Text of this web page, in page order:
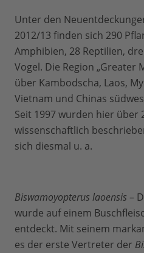
Unter den
2012/13 finden sich 290
Amphibien, 28 Reptilien,
Vogel. Die Region „Greater
über Kambodscha, Laos,
Vietnam und Chinas
Seit 1997 wurden hier über
wissenschaftlich
sich diesmal u. a.
Biswamoyopterus laoensis –
wurde auf einem
entdeckt. Mit seinem
es der erste Vertreter der